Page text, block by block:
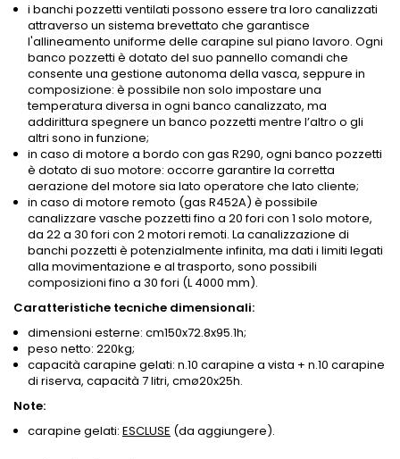
i banchi pozzetti ventilati possono essere tra loro canalizzati
attraverso un sistema brevettato che garantisce
l'allineamento uniforme delle carapine sul piano lavoro. Ogni
banco pozzetti è dotato del suo pannello comandi che
consente una gestione autonoma della vasca, seppure in
composizione: è possibile non solo impostare una
temperatura diversa in ogni banco canalizzato, ma
addirittura spegnere un banco pozzetti mentre l’altro o gli
altri sono in funzione;
in caso di motore a bordo con gas R290, ogni banco pozzetti
è dotato di suo motore: occorre garantire la corretta
aerazione del motore sia lato operatore che lato cliente;
in caso di motore remoto (gas R452A) è possibile
canalizzare vasche pozzetti fino a 20 fori con 1 solo motore,
da 22 a 30 fori con 2 motori remoti. La canalizzazione di
banchi pozzetti è potenzialmente infinita, ma dati i limiti legati
alla movimentazione e al trasporto, sono possibili
composizioni fino a 30 fori (L 4000 mm).
Caratteristiche tecniche dimensionali:
dimensioni esterne: cm150x72.8x95.1h;
peso netto: 220kg;
capacità carapine gelati: n.10 carapine a vista + n.10 carapine
di riserva, capacità 7 litri, cmø20x25h.
Note:
carapine gelati: ESCLUSE (da aggiungere).